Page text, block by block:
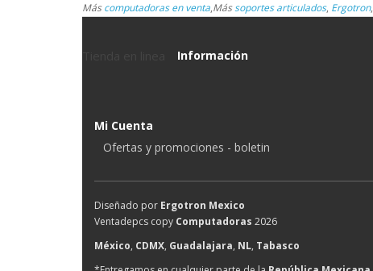
Máscomputadoras en venta,Mássoportes articulados, Ergotron,
Información
Mi Cuenta
Ofertas y promociones - boletin
Diseñado por Ergotron Mexico
Ventadepcs copy Computadoras 2026
México, CDMX, Guadalajara, NL, Tabasco